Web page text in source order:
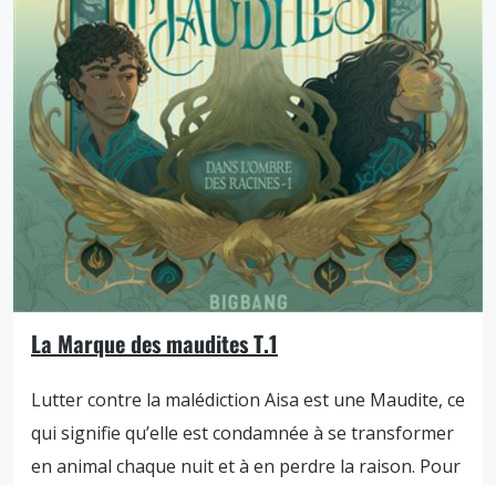
La Marque des maudites T.1
Lutter contre la malédiction Aisa est une Maudite, ce
qui signifie qu’elle est condamnée à se transformer
en animal chaque nuit et à en perdre la raison. Pour